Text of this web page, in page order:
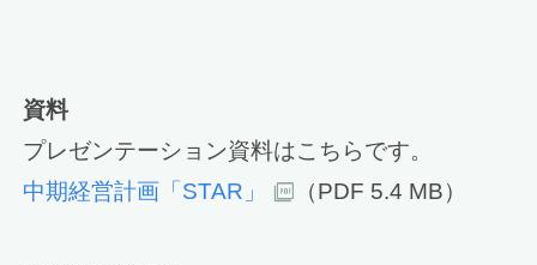
資料
プレゼンテーション資料はこちらです。
中期経営計画「STAR」
（PDF 5.4 MB）